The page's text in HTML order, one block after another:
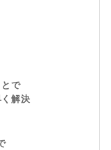
で
解決